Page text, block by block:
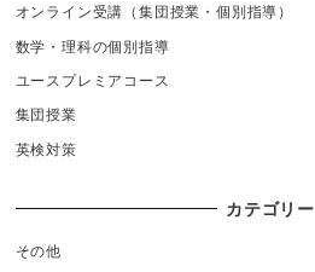
オンライン受講（集団授業・個別指導）
数学・理科の個別指導
ユースプレミアコース
集団授業
英検対策
カテゴリー
その他